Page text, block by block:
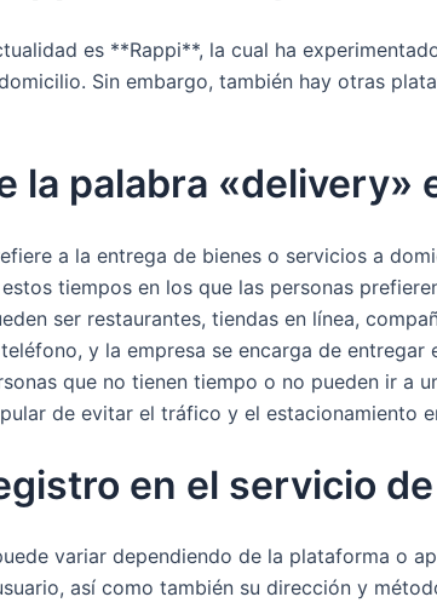
es **Rappi**, la cual ha
Sin embargo, también hay otras
la palabra «delivery»
a la entrega de bienes o servicios a
tiempos en los que las personas
ser restaurantes, tiendas en línea,
y la empresa se encarga de
que no tienen tiempo o no pueden ir a
de evitar el tráfico y el estacionamiento
en el servicio
variar dependiendo de la plataforma o
así como también su dirección y